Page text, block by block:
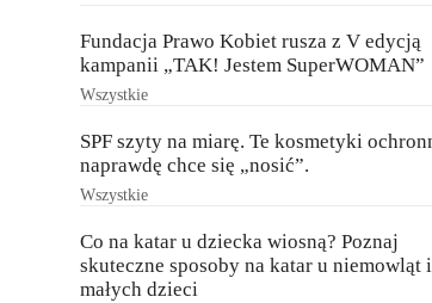
Fundacja Prawo Kobiet rusza z V edycją
kampanii „TAK! Jestem SuperWOMAN”
Wszystkie
SPF szyty na miarę. Te kosmetyki
naprawdę chce się „nosić”.
Wszystkie
Co na katar u dziecka wiosną? Poznaj
skuteczne sposoby na katar u niemowląt i
małych dzieci